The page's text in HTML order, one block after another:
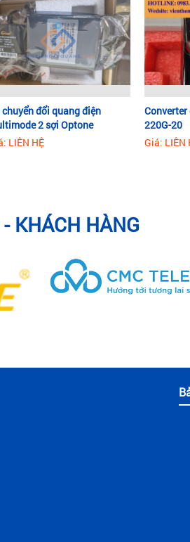
chuyển đổi quang điện
2 sợi Optone
1000 OPT-2200S20
LIÊN HỆ
Converter
220G-20
Giá: LIÊN
KHÁCH HÀNG